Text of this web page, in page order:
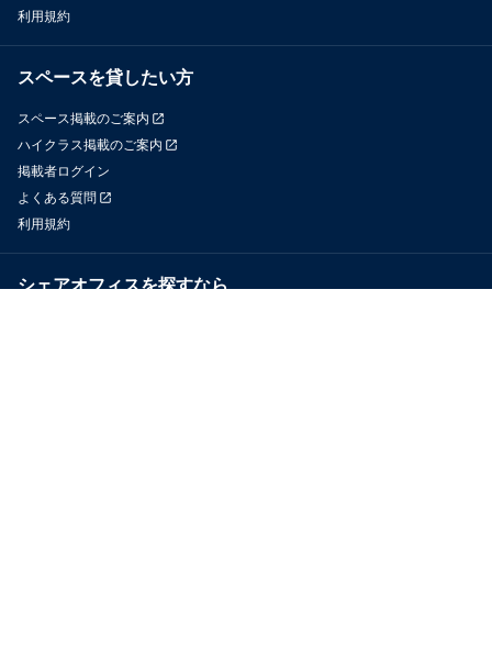
利用規約
スペースを貸したい方
スペース掲載のご案内
ハイクラス掲載のご案内
掲載者ログイン
よくある質問
利用規約
シェアオフィスを探すなら